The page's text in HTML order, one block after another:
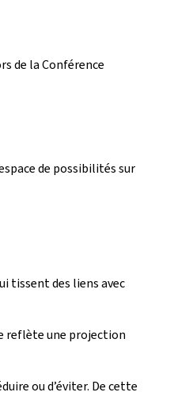
de la Conférence
de possibilités sur
tissent des liens avec
reflète une projection
ou d’éviter. De cette